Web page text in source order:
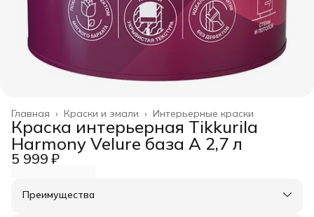
Интерьерные краски
Краски и эмали ›
Главная ›
Краска интерьерная Tikkurila
Harmony Velure база А 2,7 л
5 999 ₽
Преимущества
Оплата частями в Сплит